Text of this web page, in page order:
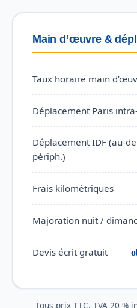
Main d’œuvre &
Taux horaire main
Déplacement Paris
Déplacement IDF (au-
périph.)
Frais kilométriques
Majoration nuit /
Devis écrit gratuit
Tous prix TTC, TVA 20 %